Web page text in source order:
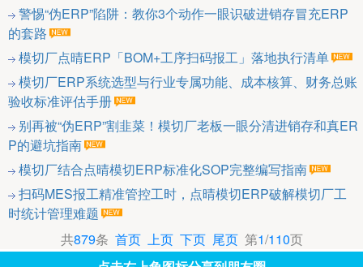
警惕“伪ERP”陷阱：教你3个动作一眼识破进销存冒充ERP
的套路
模切厂点晴ERP「BOM+工序扫码报工」落地执行清单
模切厂ERP系统选型与行业专属功能、成本核算、财务总账
验收标准评估手册
别再被“伪ERP”割韭菜！模切厂老板一眼分清进销存和真ER
P的避坑指南
模切厂结合点晴模切ERP标准化SOP完整编写指南
扫码MES报工精准管控工时，点晴模切ERP破解模切厂工
时统计管理难题
共879条 首页 上页 下页 尾页第1/110页